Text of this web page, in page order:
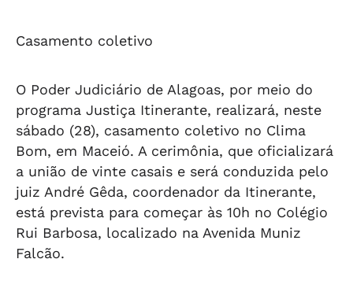
Casamento coletivo
O Poder Judiciário de Alagoas, por meio do
programa Justiça Itinerante, realizará, neste
sábado (28), casamento coletivo no Clima
Bom, em Maceió. A cerimônia, que oficializará
a união de vinte casais e será conduzida pelo
juiz André Gêda, coordenador da Itinerante,
está prevista para começar às 10h no Colégio
Rui Barbosa, localizado na Avenida Muniz
Falcão.